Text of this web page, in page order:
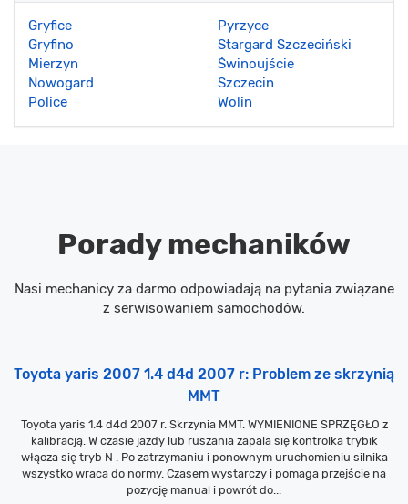
Gryfice
Gryfino
Mierzyn
Nowogard
Police
Pyrzyce
Stargard Szczeciński
Świnoujście
Szczecin
Wolin
Porady mechaników
Nasi mechanicy za darmo odpowiadają na pytania związane
z serwisowaniem samochodów.
Toyota yaris 2007 1.4 d4d 2007 r: Problem ze skrzynią
MMT
Toyota yaris 1.4 d4d 2007 r. Skrzynia MMT. WYMIENIONE SPRZĘGŁO z
kalibracją. W czasie jazdy lub ruszania zapala się kontrolka trybik
włącza się tryb N . Po zatrzymaniu i ponownym uruchomieniu silnika
wszystko wraca do normy. Czasem wystarczy i pomaga przejście na
pozycję manual i powrót do...